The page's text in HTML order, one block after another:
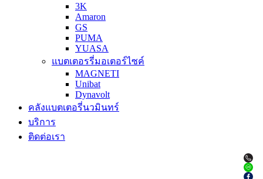
3K
Amaron
GS
PUMA
YUASA
แบตเตอรรี่มอเตอร์ไซค์
MAGNETI
Unibat
Dynavolt
คลังแบตเตอรี่นวมินทร์
บริการ
ติดต่อเรา